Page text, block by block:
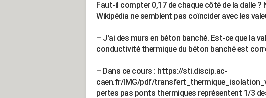
Faut-il compter 0,17 de chaque côté de la dalle
Wikipédia ne semblent pas coïncider avec les
– J'ai des murs en béton banché. Est-ce que la
conductivité thermique du béton banché est
– Dans ce cours : https://sti.discip.ac-
caen.fr/IMG/pdf/
pertes pas ponts thermiques représentent 1/3